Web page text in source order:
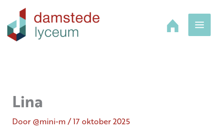
naar
inhoud
Lina
Door @mini-m /17 oktober 2025